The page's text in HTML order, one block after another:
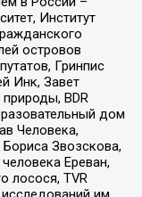
Институт
островов
Гринпис
Инк, Завет
BDR
дом
Человека,
Звозскова,
Ереван,
лосося, TVR